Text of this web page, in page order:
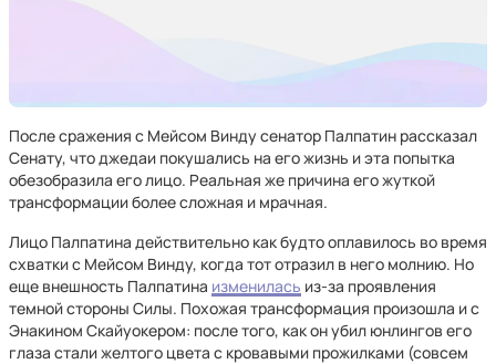
После сражения с Мейсом Винду сенатор Палпатин рассказал
Сенату, что джедаи покушались на его жизнь и эта попытка
обезобразила его лицо. Реальная же причина его жуткой
трансформации более сложная и мрачная.
Лицо Палпатина действительно как будто оплавилось во время
схватки с Мейсом Винду, когда тот отразил в него молнию. Но
еще внешность Палпатина изменилась из-за проявления
темной стороны Силы. Похожая трансформация произошла и с
Энакином Скайуокером: после того, как он убил юнлингов его
глаза стали желтого цвета с кровавыми прожилками (совсем